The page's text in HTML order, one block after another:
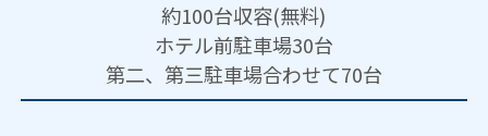
約100台収容(無料)
ホテル前駐車場30台
第二、第三駐車場合わせて70台